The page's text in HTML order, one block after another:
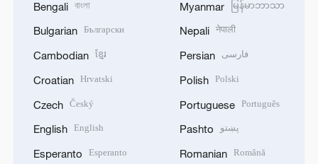
Bengali বাংলা
Bulgarian Български
Cambodian ខ្មែរ
Croatian Hrvatski
Czech Český
English English
Esperanto Esperanto
Myanmar မြန်မာဘာသာ
Nepali नेपाली
Persian فارسی
Polish Polski
Portuguese Português
Pashto پښتو
Romanian Română